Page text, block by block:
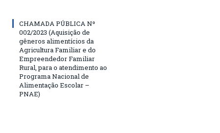
CHAMADA PÚBLICA Nº
002/2023 (Aquisição de
gêneros alimentícios da
Agricultura Familiar e do
Empreendedor Familiar
Rural, para o atendimento ao
Programa Nacional de
Alimentação Escolar –
PNAE)